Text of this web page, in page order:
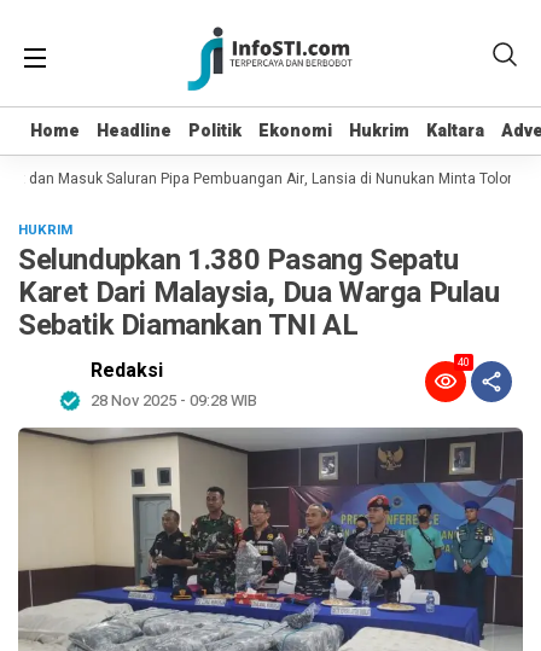
Home Headline Politik Ekonomi Hukrim Kaltara
Home Headline Politik Ekonomi Hukrim Kaltara
dan Masuk Saluran Pipa Pembuangan Air, Lansia di Nunukan Minta Tolong
HUKRIM
Selundupkan 1.380 Pasang Sepatu
Karet Dari Malaysia, Dua Warga Pulau
Sebatik Diamankan TNI AL
Redaksi
28 Nov 2025 - 09:28 WIB
40